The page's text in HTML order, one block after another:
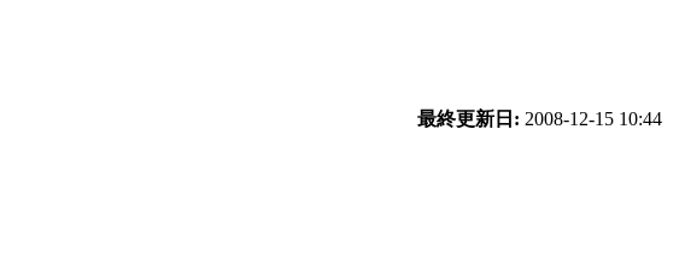
最終更新日: 2008-12-15 10:44